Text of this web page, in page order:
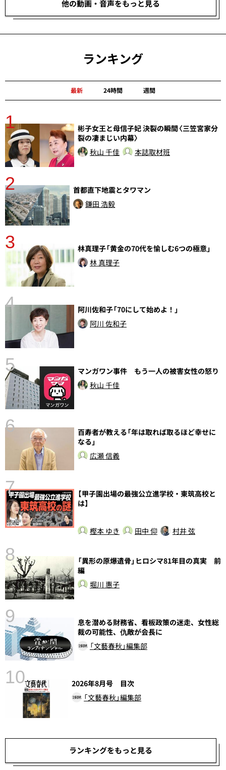
他の動画・音声をもっと見る
ランキング
最新 24時間 週間
1
彬子女王と母信子妃 決裂の瞬間〈三笠宮家分
裂の凄まじい内幕〉
秋山 千佳
本誌取材班
2
首都直下地震とタワマン
鎌田 浩毅
3
林真理子「黄金の70代を愉しむ6つの極意」
林 真理子
4
阿川佐和子「70にして始めよ！」
阿川 佐和子
5
マンガワン事件 もう一人の被害女性の怒り
秋山 千佳
6
百寿者が教える「年は取れば取るほど幸せに
なる」
広瀬 信義
7
【甲子園出場の最強公立進学校・東筑高校と
は】
樫本 ゆき 田中 仰 村井 弦
8
「異形の原爆遺骨」ヒロシマ81年目の真実 前
編
堀川 惠子
9
息を潜める財務省、看板政策の迷走、女性総
裁の可能性、仇敵が会長に
「文藝春秋」編集部
10
2026年8月号 目次
「文藝春秋」編集部
ランキングをもっと見る